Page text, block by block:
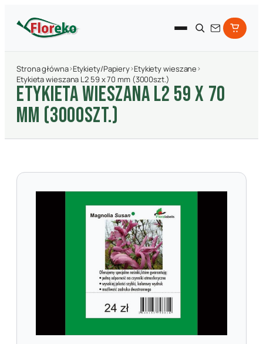
Strona główna›Etykiety/Papiery›Etykiety wieszane›
Etykieta wieszana L2 59 x 70 mm (3000szt.)
ETYKIETA WIESZANA L2 59 X 70
MM (3000SZT.)